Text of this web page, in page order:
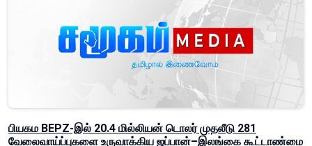
பியகம BEPZ-இல் 20.4 மில்லியன் டொலர் முதலீடு 281
வேலைவாய்ப்புகளை உருவாக்கிய ஜப்பான்–இலங்கை கூட்டாண்மை